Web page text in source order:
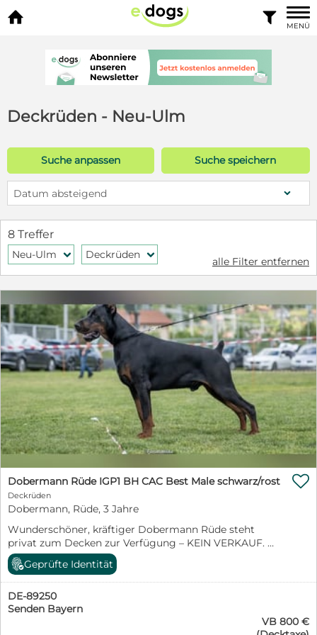
 
MENÜ
Deckrüden - Neu-Ulm
Suche anpassen Suche speichern
Datum absteigend
8 Treffer
Neu-Ulm f Deckrüden f
alle Filter entfernen
Dobermann Rüde IGP1 BH CAC Best Male schwarz/rost
Deckrüden
Dobermann, Rüde, 3 Jahre
Wunderschöner, kräftiger Dobermann Rüde steht
privat zum Decken zur Verfügung – KEIN VERKAUF.
Name: PRIDE OF RUSSIA MADMAX Geboren am
18.08.2023, fast 3 Jahre alt. Schwarz/rost, sportlich, sehr
gut im Wesen und aktiv im Training. Ausbildung: IGP1,
BH/VT Erfolge: V1, CW, CAC, Best Male, Group 2 Honor
Gesundheit / DNA: DCM1 Träger, DCM2 frei vWD Träger,
DM frei Narkolepsie frei, Hearing frei Farbgenetik: D/D,

Geprüfte Identität
DE-89250
Senden Bayern
VB 800 €